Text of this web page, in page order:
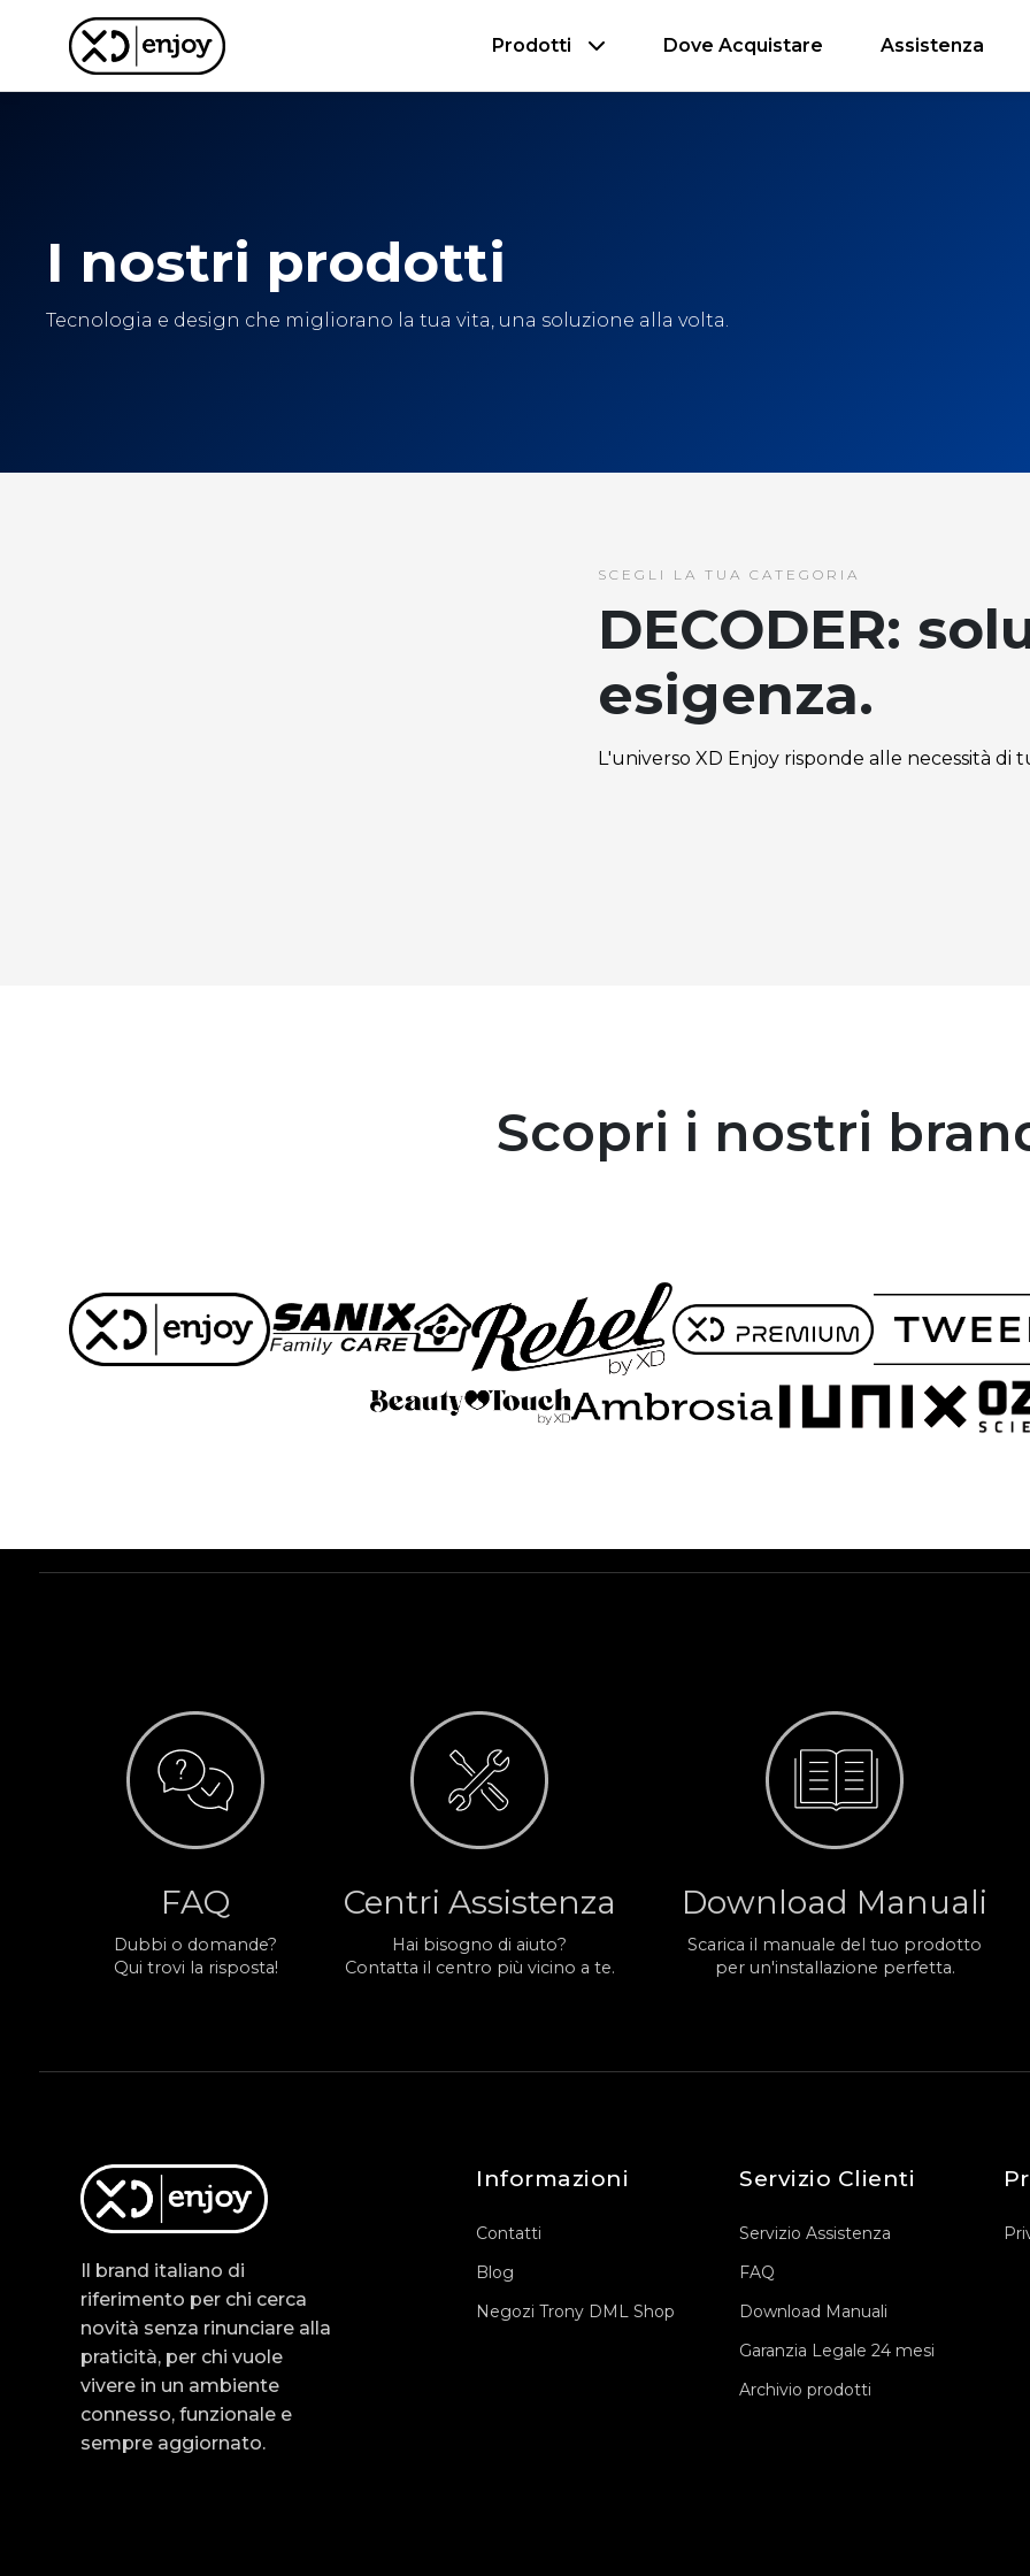
Prodotti Dove Acquistare Assistenza
I nostri prodotti
Tecnologia e design che migliorano la tua vita, una soluzione alla volta.
SCEGLI LA TUA CATEGORIA
DECODER:
esigenza.
L'universo XD Enjoy risponde alle necessità di
Scopri i nostri
FAQ
Dubbi o domande?
Qui trovi la risposta!
Centri Assistenza
Hai bisogno di aiuto?
Contatta il centro più vicino a te.
Download Manuali
Scarica il manuale del tuo prodotto
per un'installazione perfetta.
Il brand italiano di
riferimento per chi cerca
novità senza rinunciare alla
praticità, per chi vuole
vivere in un ambiente
connesso, funzionale e
sempre aggiornato.
Informazioni
Contatti
Blog
Negozi Trony DML Shop
Servizio Clienti
Servizio Assistenza
FAQ
Download Manuali
Garanzia Legale 24 mesi
Archivio prodotti